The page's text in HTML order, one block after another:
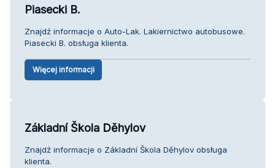
Piasecki B.
Znajdź informacje o Auto-Lak. Lakiernictwo autobusowe.
Piasecki B. obsługa klienta.
Więcej informacji
Základní Škola Děhylov
Znajdź informacje o Základní Škola Děhylov obsługa
klienta.